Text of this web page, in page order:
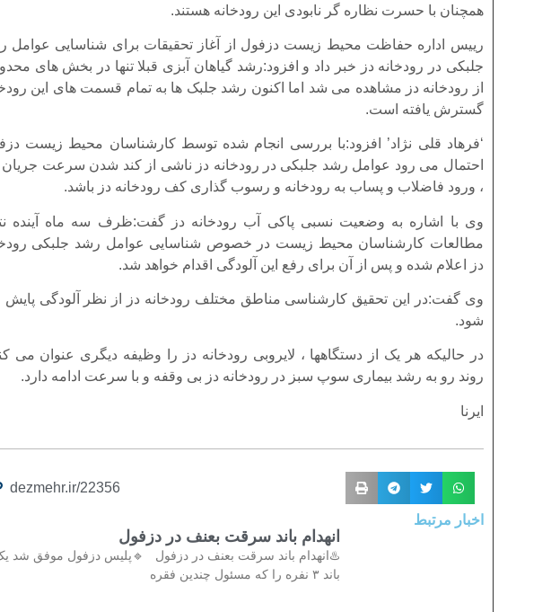
همچنان با حسرت نظاره گر نابودی این رودخانه هستند.
رییس اداره حفاظت محیط زیست دزفول از آغاز تحقیقات برای شناسایی عوامل
جلبکی در رودخانه دز خبر داد و افزود:رشد گیاهان آبزی قبلا تنها در بخش های
از رودخانه دز مشاهده می شد اما اکنون رشد جلبک ها به تمام قسمت های این
گسترش یافته است.
‘فرهاد قلی نژاد’ افزود:با بررسی انجام شده توسط کارشناسان محیط زیست
احتمال می رود عوامل رشد جلبکی در رودخانه دز ناشی از کند شدن سرعت
، ورود فاضلاب و پساب به رودخانه و رسوب گذاری کف رودخانه دز باشد.
وی با اشاره به وضعیت نسبی پاکی آب رودخانه دز گفت:ظرف سه ماه آینده
مطالعات کارشناسان محیط زیست در خصوص شناسایی عوامل رشد جلبکی
دز اعلام شده و پس از آن برای رفع این آلودگی اقدام خواهد شد.
وی گفت:در این تحقیق کارشناسی مناطق مختلف رودخانه دز از نظر آلودگی
شود.
در حالیکه هر یک از دستگاهها ، لایروبی رودخانه دز را وظیفه دیگری عنوان می
روند رو به رشد بیماری سوپ سبز در رودخانه دز بی وقفه و با سرعت ادامه دارد.
ایرنا
dezmehr.ir/22356
اخبار مرتبط
انهدام باند سرقت بعنف در دزفول
♨️انهدام باند سرقت بعنف در دزفول 🔹پلیس دزفول موفق شد
باند ۳ نفره را که مسئول چندین فقره